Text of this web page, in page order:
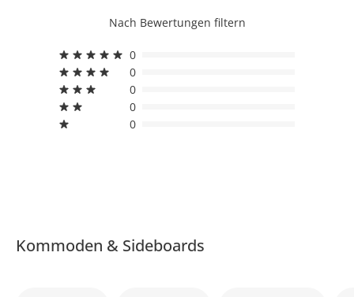
Nach Bewertungen filtern
0
0
0
0
0
Kommoden & Sideboards